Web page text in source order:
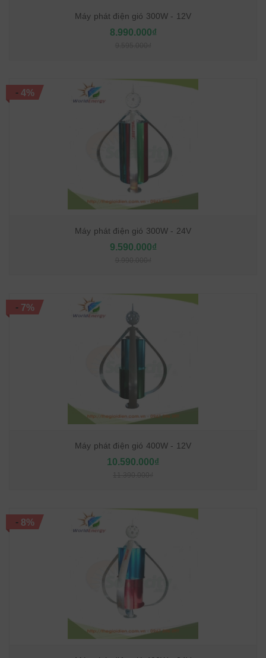
Máy phát điện gió 300W - 12V
8.990.000₫
- 4%
Máy phát điện gió 300W - 24V
9.590.000₫
- 7%
Máy phát điện gió 400W - 12V
10.590.000₫
- 8%